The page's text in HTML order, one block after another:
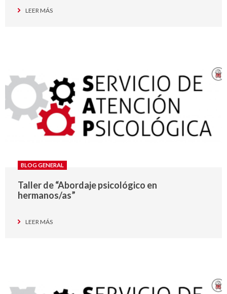
LEER MÁS
BLOG GENERAL
Taller de “Abordaje psicológico en
hermanos/as”
LEER MÁS